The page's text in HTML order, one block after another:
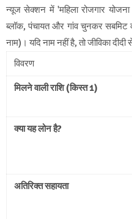
न्यूज सेक्शन में 'महिला रोजगार
ब्लॉक, पंचायत और गांव चुनकर सबमिट
नाम)। यदि नाम नहीं है, तो जीविका
विवरण
मिलने वाली राशि (किस्त 1)
क्या यह लोन है?
अतिरिक्त सहायता